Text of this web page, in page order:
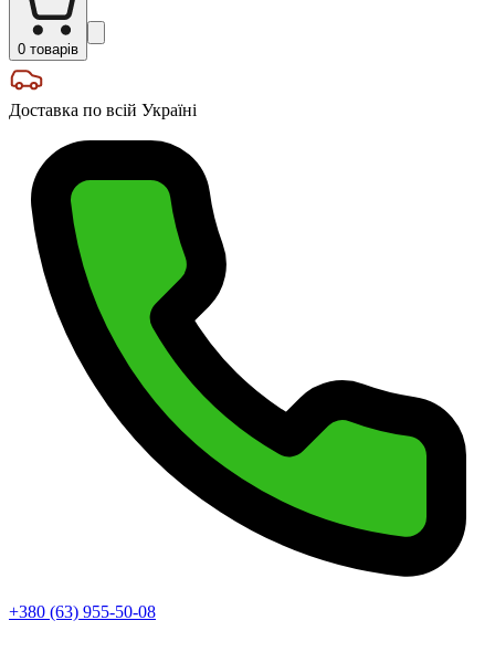
0 товарів
Доставка по всій Україні
+380 (63) 955-50-08